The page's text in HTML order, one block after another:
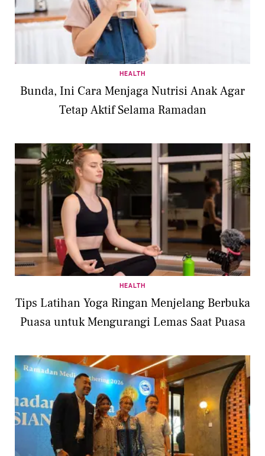
HEALTH
Bunda, Ini Cara Menjaga Nutrisi Anak Agar
Tetap Aktif Selama Ramadan
HEALTH
Tips Latihan Yoga Ringan Menjelang Berbuka
Puasa untuk Mengurangi Lemas Saat Puasa